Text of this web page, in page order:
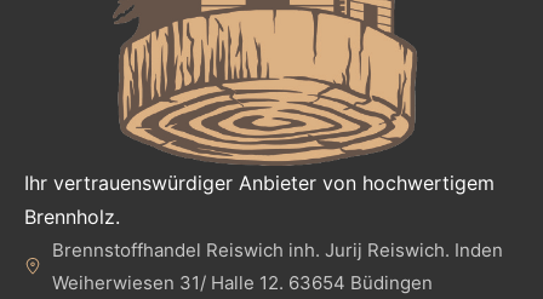
Ihr vertrauenswürdiger Anbieter von hochwertigem
Brennholz.
Brennstoffhandel Reiswich inh. Jurij Reiswich. Inden
Weiherwiesen 31/ Halle 12. 63654 Büdingen